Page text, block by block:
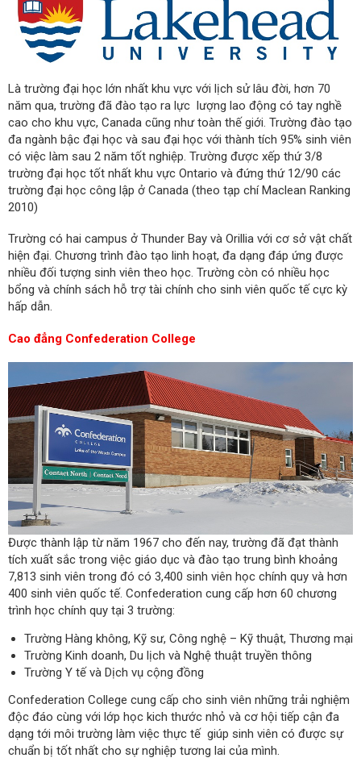
Là trường đại học lớn nhất khu vực với lịch sử lâu đời, hơn 70
năm qua, trường đã đào tạo ra lực lượng lao động có tay nghề
cao cho khu vực, Canada cũng như toàn thế giới. Trường đào tạo
đa ngành bậc đại học và sau đại học với thành tích 95% sinh viên
có việc làm sau 2 năm tốt nghiệp. Trường được xếp thứ 3/8
trường đại học tốt nhất khu vực Ontario và đứng thứ 12/90 các
trường đại học công lập ở Canada (theo tạp chí Maclean Ranking
2010)
Trường có hai campus ở Thunder Bay và Orillia với cơ sở vật chất
hiện đại. Chương trình đào tạo linh hoạt, đa dạng đáp ứng được
nhiều đối tượng sinh viên theo học. Trường còn có nhiều học
bổng và chính sách hỗ trợ tài chính cho sinh viên quốc tế cực kỳ
hấp dẫn.
Cao đẳng Confederation College
Được thành lập từ năm 1967 cho đến nay, trường đã đạt thành
tích xuất sắc trong việc giáo dục và đào tạo trung bình khoảng
7,813 sinh viên trong đó có 3,400 sinh viên học chính quy và hơn
400 sinh viên quốc tế. Confederation cung cấp hơn 60 chương
trình học chính quy tại 3 trường:
Trường Hàng không, Kỹ sư, Công nghệ – Kỹ thuật, Thương mại
Trường Kinh doanh, Du lịch và Nghệ thuật truyền thông
Trường Y tế và Dịch vụ cộng đồng
Confederation College cung cấp cho sinh viên những trải nghiệm
độc đáo cùng với lớp học kich thước nhỏ và cơ hội tiếp cận đa
dạng tới môi trường làm việc thực tế giúp sinh viên có được sự
chuẩn bị tốt nhất cho sự nghiệp tương lai của mình.